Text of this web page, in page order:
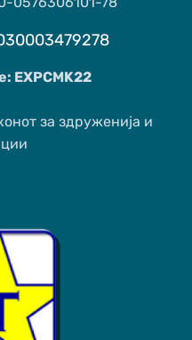
EXPCMK22
за здруженија и